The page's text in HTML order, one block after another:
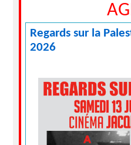
Regards sur la
2026